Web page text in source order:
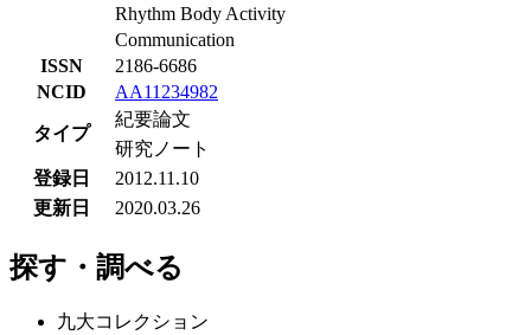
Rhythm Body Activity
Communication
ISSN
2186-6686
NCID
AA11234982
タイプ
紀要論文
研究ノート
登録日
2012.11.10
更新日
2020.03.26
探す・調べる
九大コレクション